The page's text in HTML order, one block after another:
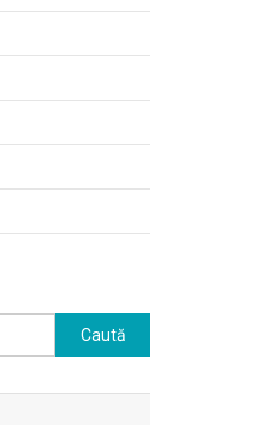
Caută
după: